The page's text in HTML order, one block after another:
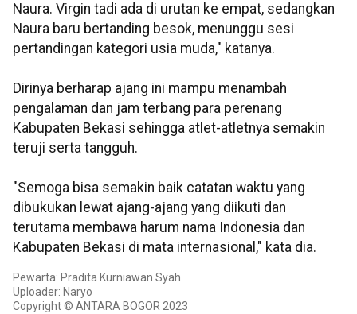
Naura. Virgin tadi ada di urutan ke empat, sedangkan
Naura baru bertanding besok, menunggu sesi
pertandingan kategori usia muda," katanya.
Dirinya berharap ajang ini mampu menambah
pengalaman dan jam terbang para perenang
Kabupaten Bekasi sehingga atlet-atletnya semakin
teruji serta tangguh.
"Semoga bisa semakin baik catatan waktu yang
dibukukan lewat ajang-ajang yang diikuti dan
terutama membawa harum nama Indonesia dan
Kabupaten Bekasi di mata internasional," kata dia.
Pewarta: Pradita Kurniawan Syah
Uploader: Naryo
Copyright © ANTARA BOGOR 2023